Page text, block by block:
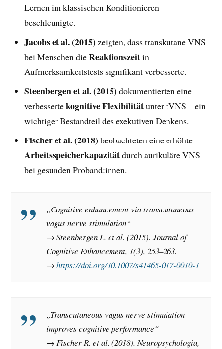
Lernen im klassischen Konditionieren
beschleunigte.
Jacobs et al. (2015) zeigten, dass transkutane VNS
bei Menschen dieReaktionszeitin
Aufmerksamkeitstests signifikant verbesserte.
Steenbergen et al. (2015) dokumentierten eine
verbessertekognitive Flexibilitätunter tVNS – ein
wichtiger Bestandteil des exekutiven Denkens.
Fischer et al. (2018) beobachteten eine erhöhte
Arbeitsspeicherkapazitätdurch aurikuläre VNS
bei gesunden Proband:innen.
„Cognitive enhancement via transcutaneous
vagus nerve stimulation“
→ Steenbergen L. et al. (2015).Journal of
Cognitive Enhancement, 1(3), 253–263.
→https://doi.org/10.1007/s41465-017-0010-1
„Transcutaneous vagus nerve stimulation
improves cognitive performance“
→ Fischer R. et al. (2018).Neuropsychologia,